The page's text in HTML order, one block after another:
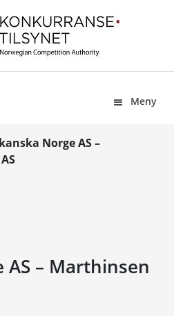
Meny
Norge AS –
AS – Marthinsen